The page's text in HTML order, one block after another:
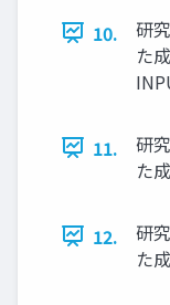
10.
研
た
11.
研
た
12.
研
た